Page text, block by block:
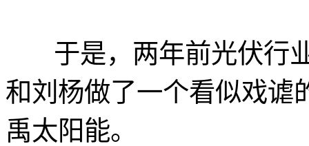
于是，两年前光伏行业
和刘杨做了一个看似戏谑
禹太阳能。